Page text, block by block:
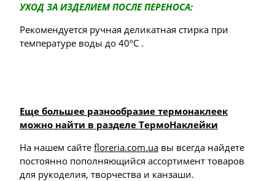
УХОД ЗА ИЗДЕЛИЕМ ПОСЛЕ ПЕРЕНОСА:
Рекомендуется ручная деликатная стирка при
температуре воды до 40ºС .
Еще большее разнообразие термонаклеек
можно найти в разделе ТермоНаклейки
На нашем сайте floreria.com.ua вы всегда найдете
постоянно пополняющийся ассортимент товаров
для рукоделия, творчества и канзаши.